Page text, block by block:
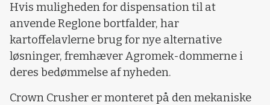
Hvis muligheden for dispensation til at
anvende Reglone bortfalder, har
kartoffelavlerne brug for nye alternative
løsninger, fremhæver Agromek-dommerne i
deres bedømmelse af nyheden.
Crown Crusher er monteret på den mekaniske